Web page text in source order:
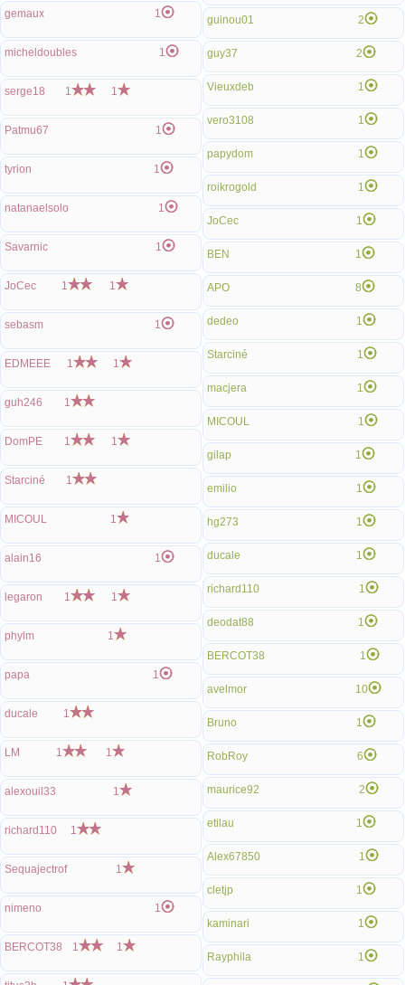
gemaux 1
micheldoubles 1
serge18 1 1
Patmu67 1
tyrion 1
natanaelsolo 1
Savarnic 1
JoCec 1 1
sebasm 1
EDMEEE 1 1
guh246 1
DomPE 1 1
Starciné 1
MICOUL 1
alain16 1
legaron 1 1
phylm 1
papa 1
ducale 1
LM 1 1
alexouil33 1
richard110 1
Sequajectrof 1
nimeno 1
BERCOT38 1 1
guinou01 2
guy37 2
Vieuxdeb 1
vero3108 1
papydom 1
roikrogold 1
JoCec 1
BEN 1
APO 8
dedeo 1
Starciné 1
macjera 1
MICOUL 1
gilap 1
emilio 1
hg273 1
ducale 1
richard110 1
deodat88 1
BERCOT38 1
avelmor 10
Bruno 1
RobRoy 6
maurice92 2
etilau 1
Alex67850 1
cletjp 1
kaminari 1
Rayphila 1